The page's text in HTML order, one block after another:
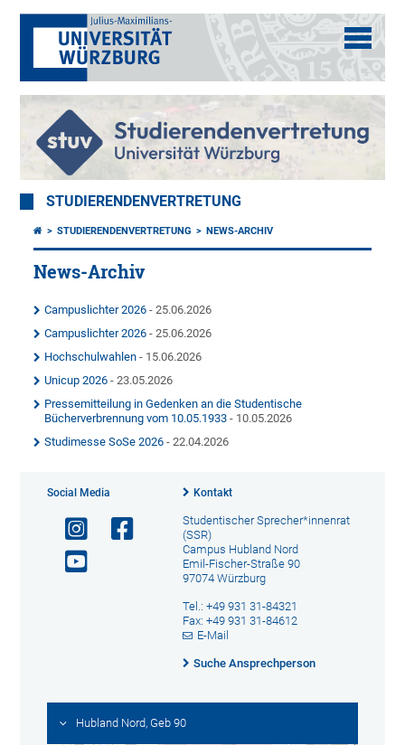
STUDIERENDENVERTRETUNG
STUDIERENDENVERTRETUNG NEWS-ARCHIV
News-Archiv
Campuslichter 2026 - 25.06.2026
Campuslichter 2026 - 25.06.2026
Hochschulwahlen - 15.06.2026
Unicup 2026 - 23.05.2026
Pressemitteilung in Gedenken an die Studentische
Bücherverbrennung vom 10.05.1933 - 10.05.2026
Studimesse SoSe 2026 - 22.04.2026
Social Media Kontakt
Studentischer Sprecher*innenrat
(SSR)
Campus Hubland Nord
Emil-Fischer-Straße 90
97074 Würzburg
Tel.: +49 931 31-84321
Fax: +49 931 31-84612
E-Mail
Suche Ansprechperson
Hubland Nord, Geb 90